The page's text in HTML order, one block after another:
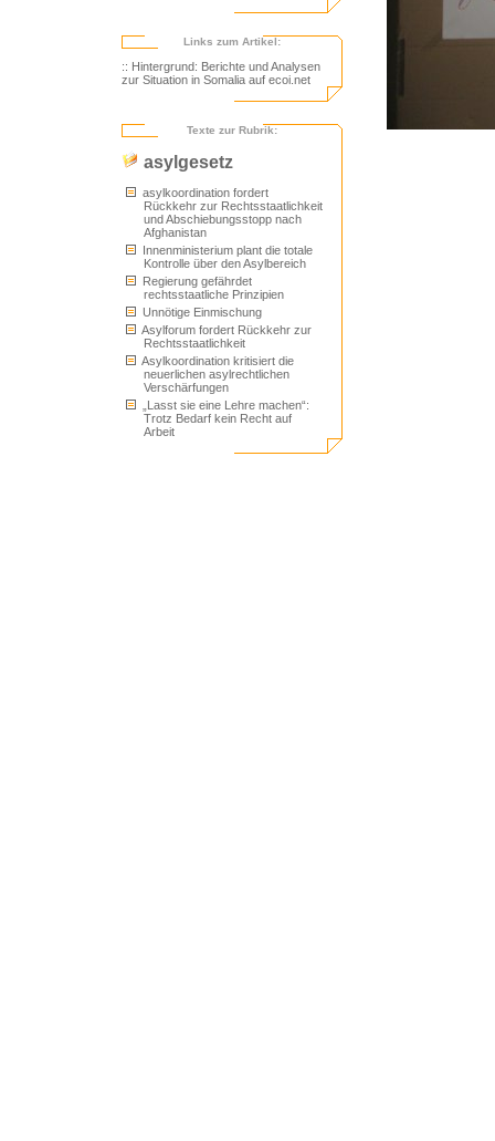
Links zum Artikel:
:: Hintergrund: Berichte und Analysen
zur Situation in Somalia auf ecoi.net
Texte zur Rubrik:
asylgesetz
asylkoordination fordert
Rückkehr zur Rechtsstaatlichkeit
und Abschiebungsstopp nach
Afghanistan
Innenministerium plant die totale
Kontrolle über den Asylbereich
Regierung gefährdet
rechtsstaatliche Prinzipien
Unnötige Einmischung
Asylforum fordert Rückkehr zur
Rechtsstaatlichkeit
Asylkoordination kritisiert die
neuerlichen asylrechtlichen
Verschärfungen
„Lasst sie eine Lehre machen“:
Trotz Bedarf kein Recht auf
Arbeit